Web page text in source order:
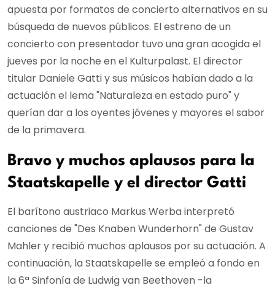
apuesta por formatos de concierto alternativos en su
búsqueda de nuevos públicos. El estreno de un
concierto con presentador tuvo una gran acogida el
jueves por la noche en el Kulturpalast. El director
titular Daniele Gatti y sus músicos habían dado a la
actuación el lema "Naturaleza en estado puro" y
querían dar a los oyentes jóvenes y mayores el sabor
de la primavera.
Bravo y muchos aplausos para la
Staatskapelle y el director Gatti
El barítono austriaco Markus Werba interpretó
canciones de "Des Knaben Wunderhorn" de Gustav
Mahler y recibió muchos aplausos por su actuación. A
continuación, la Staatskapelle se empleó a fondo en
la 6ª Sinfonía de Ludwig van Beethoven -la